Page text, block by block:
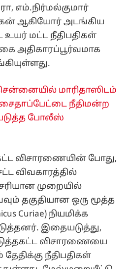
எம்.நிர்மல்குமார்
ஆகியோர் அடங்கிய
மட்ட நீதிபதிகள்
அதிகாரப்பூர்வமாக
மாரிதாஸிடம்
நீதிமன்ற
போலீஸ்
விசாரணையின் போது,
விவகாரத்தில்
முறையில்
தகுதியான ஒரு மூத்த
Curiae) நியமிக்க
இதையடுத்து,
விசாரணையை
நீதிபதிகள்